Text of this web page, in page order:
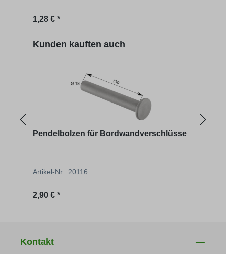
Regulärer Preis:
1,28 € *
Produktgalerie überspringen
Kunden kauften auch
Pendelbolzen für Bordwandverschlüsse
Artikel-Nr.: 20116
Regulärer Preis:
2,90 € *
Kontakt